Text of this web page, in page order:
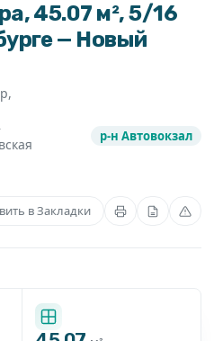
45.07 м², 5/16
— Новый
р-н Автовокзал
в Закладки